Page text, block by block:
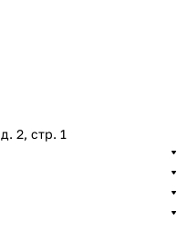
2, стр. 1